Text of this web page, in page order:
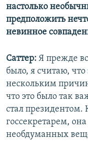
настолько
предположить
невинное
Саттер: Я прежде
было, я считаю, что
нескольким
что это было так
стал президентом.
госсекретарем,
необдуманных